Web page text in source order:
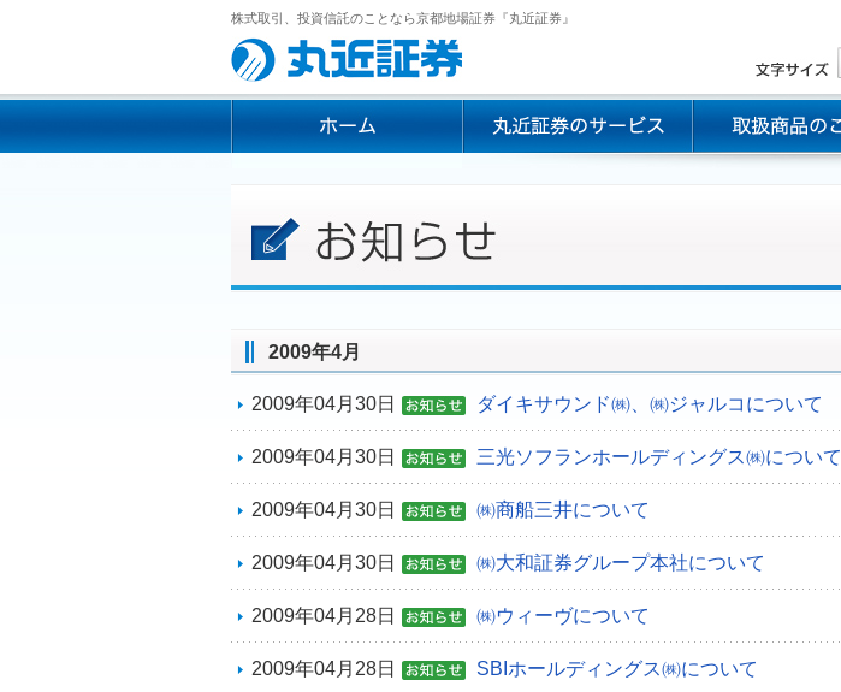
株式取引、投資信託のことなら京都地場証券『丸近証券』
2009年4月
2009年04月30日 ダイキサウンド㈱、㈱ジャルコについて
2009年04月30日 三光ソフランホールディングス㈱について
2009年04月30日 ㈱商船三井について
2009年04月30日 ㈱大和証券グループ本社について
2009年04月28日 ㈱ウィーヴについて
2009年04月28日 SBIホールディングス㈱について